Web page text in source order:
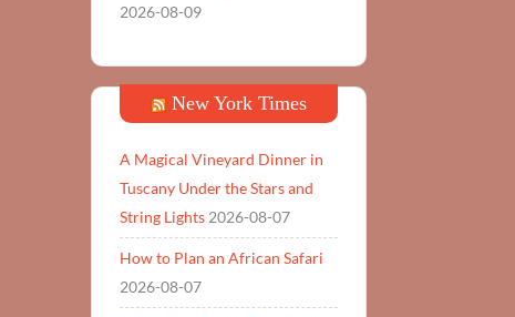
2026-08-09
New York Times
A Magical Vineyard Dinner in
Tuscany Under the Stars and
String Lights 2026-08-07
How to Plan an African Safari
2026-08-07